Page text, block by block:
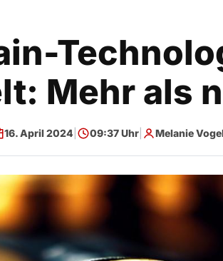
Mehr als
16. April 2024 09:37 Uhr Melanie